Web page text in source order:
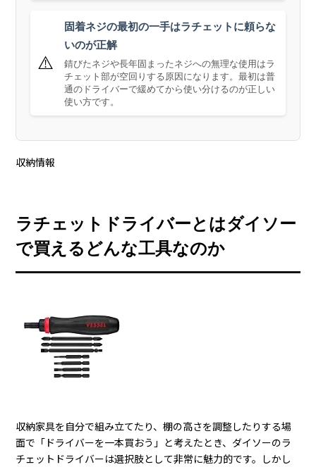
⚠️
固着ネジの最初の一手はラチェットに頼らな
いのが正解
錆びたネジや長年固まったネジへの無理な使用はラ
チェット部が空回りする原因になります。最初は普
通のドライバーで緩めてから使い分けるのが正しい
使い方です。
収納情報
ラチェットドライバーとはダイソー
で買えるどんな工具なのか
収納家具を自分で組み立てたり、棚の高さを調整したりする場
面で「ドライバーを一本買おう」と考えたとき、ダイソーのラ
チェットドライバーは選択肢として非常に魅力的です。しかし